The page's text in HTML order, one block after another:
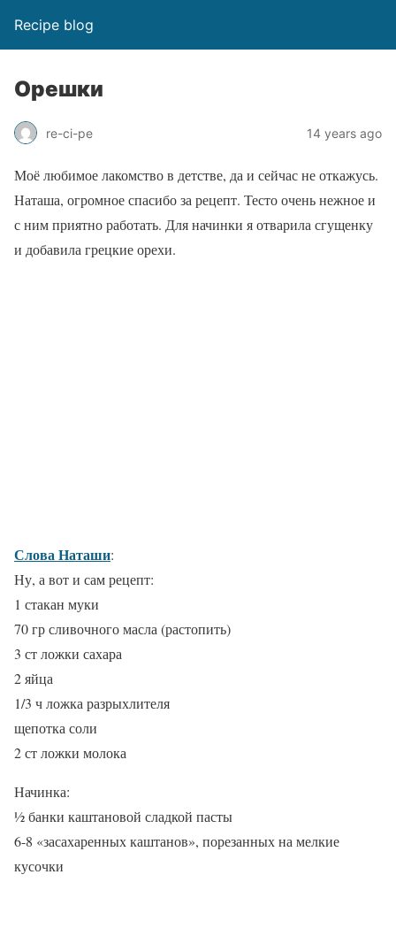
Recipe blog
Орешки
re-ci-pe 14 years ago
Моё любимое лакомство в детстве, да и сейчас не откажусь.
Наташа, огромное спасибо за рецепт. Тесто очень нежное и
с ним приятно работать. Для начинки я отварила сгущенку
и добавила грецкие орехи.
Слова Наташи:
Ну, а вот и сам рецепт:
1 стакан муки
70 гр сливочного масла (растопить)
3 ст ложки сахара
2 яйца
1/3 ч ложка разрыхлителя
щепотка соли
2 ст ложки молока
Начинка:
½ банки каштановой сладкой пасты
6-8 «засахаренных каштанов», порезанных на мелкие
кусочки